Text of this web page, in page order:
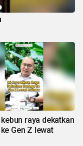
kebun raya dekatkan
Gen Z lewat